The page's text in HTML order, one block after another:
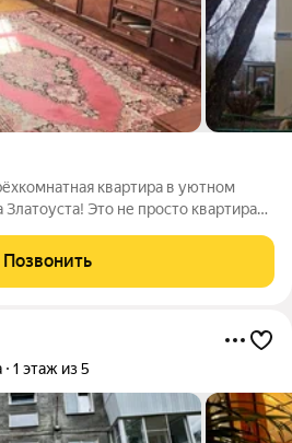
квартира в уютном
Это не просто квартира
для счастливой жизни!
Позвонить
1 этаж из 5